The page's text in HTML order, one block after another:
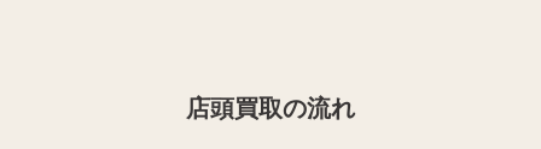
店頭買取の流れ